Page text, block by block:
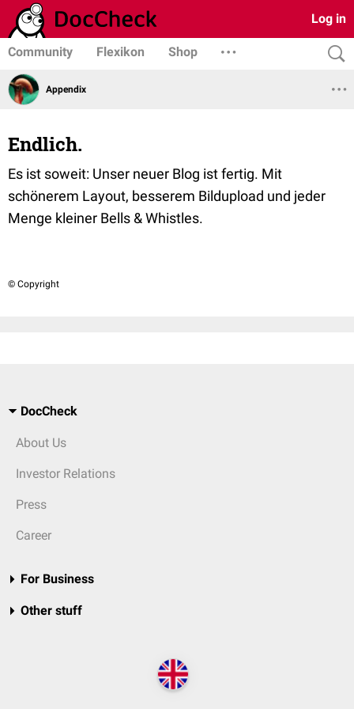
Log in
Community Flexikon Shop
Appendix
Endlich.
Es ist soweit: Unser neuer Blog ist fertig. Mit
schönerem Layout, besserem Bildupload und jeder
Menge kleiner Bells & Whistles.
© Copyright
DocCheck
About Us
Investor Relations
Press
Career
For Business
Other stuff